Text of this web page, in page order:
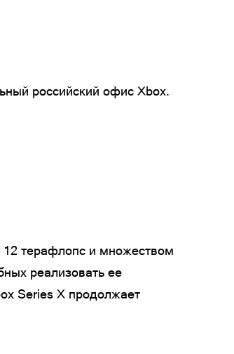
российский офис Xbox.
12 терафлопс и множеством
реализовать ее
Series X продолжает